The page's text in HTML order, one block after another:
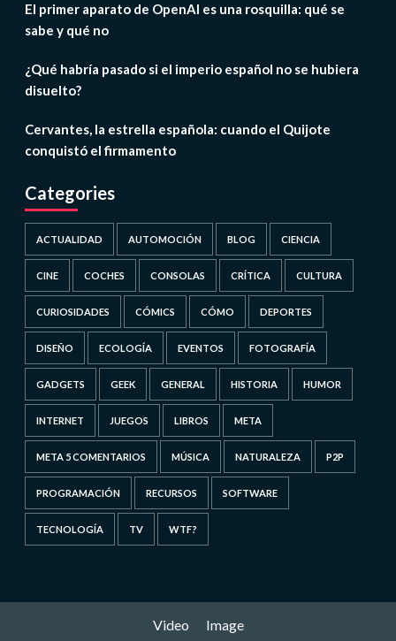
El primer aparato de OpenAI es una rosquilla: qué se
sabe y qué no
¿Qué habría pasado si el imperio español no se hubiera
disuelto?
Cervantes, la estrella española: cuando el Quijote
conquistó el firmamento
Categories
ACTUALIDAD AUTOMOCIÓN BLOG CIENCIA
CINE COCHES CONSOLAS CRÍTICA CULTURA
CURIOSIDADES CÓMICS CÓMO DEPORTES
DISEÑO ECOLOGÍA EVENTOS FOTOGRAFÍA
GADGETS GEEK GENERAL HISTORIA HUMOR
INTERNET JUEGOS LIBROS META
META 5 COMENTARIOS MÚSICA NATURALEZA P2P
PROGRAMACIÓN RECURSOS SOFTWARE
TECNOLOGÍA TV WTF?
Video Image